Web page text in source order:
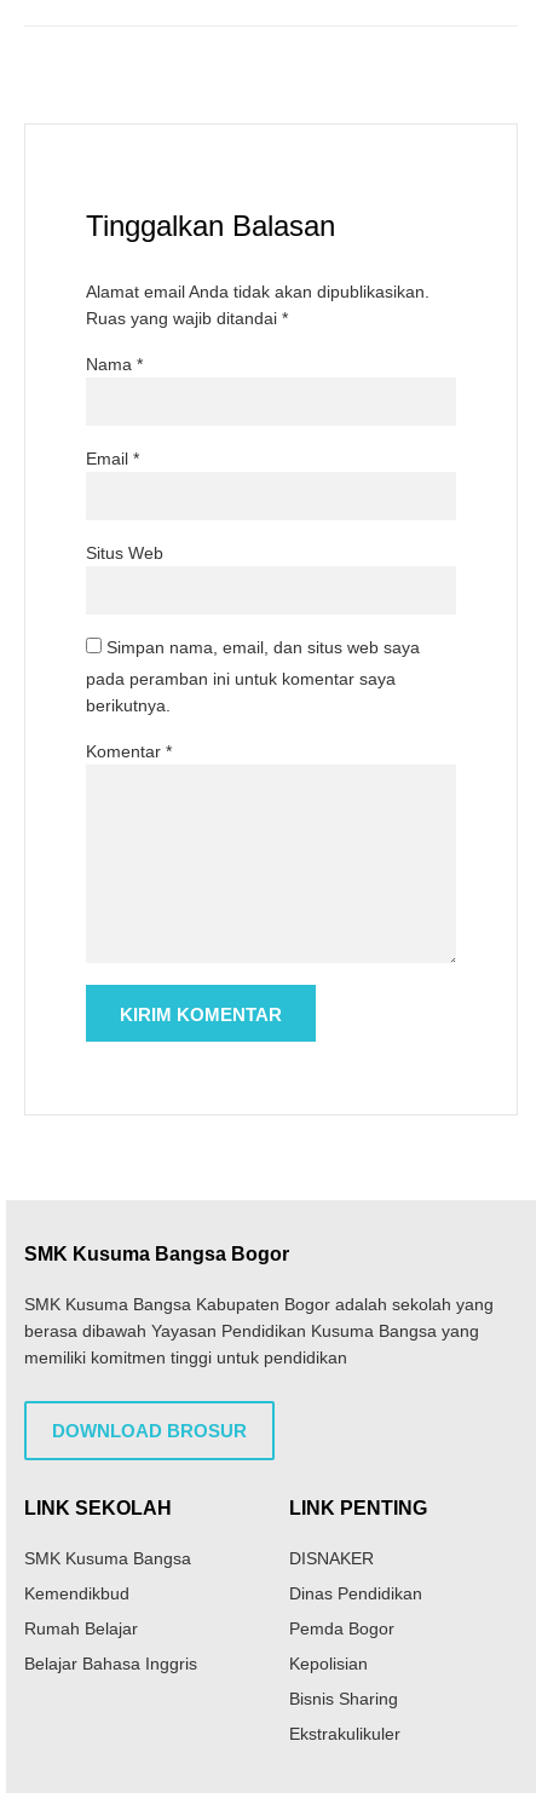
Tinggalkan Balasan
Alamat email Anda tidak akan dipublikasikan.
Ruas yang wajib ditandai *
Nama *
Email *
Situs Web
Simpan nama, email, dan situs web saya
pada peramban ini untuk komentar saya
berikutnya.
Komentar *
SMK Kusuma Bangsa Bogor
SMK Kusuma Bangsa Kabupaten Bogor adalah sekolah yang
berasa dibawah Yayasan Pendidikan Kusuma Bangsa yang
memiliki komitmen tinggi untuk pendidikan
DOWNLOAD BROSUR
LINK SEKOLAH
SMK Kusuma Bangsa
Kemendikbud
Rumah Belajar
Belajar Bahasa Inggris
LINK PENTING
DISNAKER
Dinas Pendidikan
Pemda Bogor
Kepolisian
Bisnis Sharing
Ekstrakulikuler